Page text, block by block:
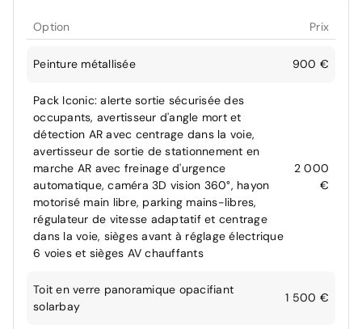
Option Prix
Peinture métallisée 900 €
Pack Iconic: alerte sortie sécurisée des
occupants, avertisseur d'angle mort et
détection AR avec centrage dans la voie,
avertisseur de sortie de stationnement en
marche AR avec freinage d'urgence
automatique, caméra 3D vision 360°, hayon
motorisé main libre, parking mains-libres,
régulateur de vitesse adaptatif et centrage
dans la voie, sièges avant à réglage électrique
6 voies et sièges AV chauffants
2 000
€
Toit en verre panoramique opacifiant
solarbay
1 500 €